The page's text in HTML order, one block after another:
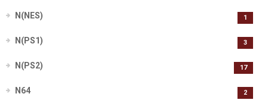
N(NES) 1
N(PS1) 3
N(PS2) 17
N64 2